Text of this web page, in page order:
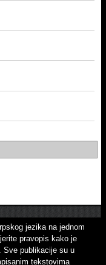
jezika na jednom
pravopis kako je
Sve publikacije su u
tekstovima